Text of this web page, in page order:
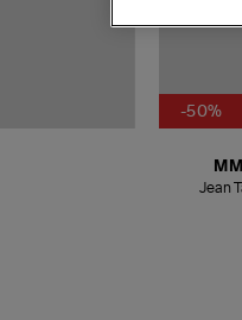
-50%
Jean